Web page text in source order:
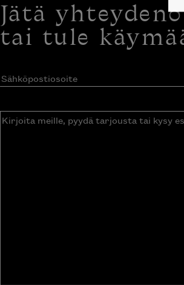
Jätä
tai tule
Sähköpostiosoite(Pakollinen)
Kirjoita